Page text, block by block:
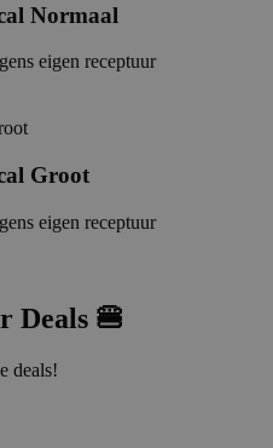
Normaal
eigen receptuur
Groot
eigen receptuur
Deals 🍔
deals!